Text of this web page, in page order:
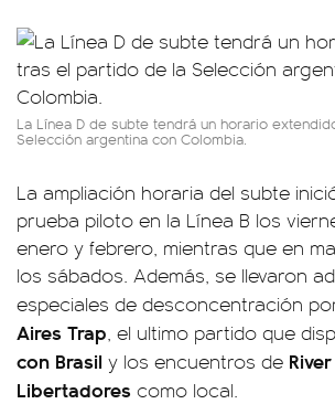
La Línea D de subte tendrá un horario
Selección argentina con Colombia.
La ampliación horaria del subte
prueba piloto en la Línea B los
enero y febrero, mientras que en
los sábados. Además, se llevaron
especiales de desconcentración
Aires Trap, el ultimo partido que
con Brasil y los encuentros de River
Libertadores como local.